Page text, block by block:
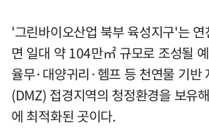
'그린바이오산업 북부 육성지구'는
면 일대 약 104만㎡ 규모로 조성될
율무·대양귀리·헴프 등 천연물 기반
(DMZ) 접경지역의 청정환경을 보유
에 최적화된 곳이다.